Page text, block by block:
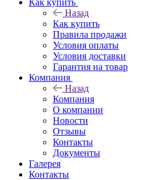
Как купить
Назад
Как купить
Правила продажи
Условия оплаты
Условия доставки
Гарантия на товар
Компания
Назад
Компания
О компании
Новости
Отзывы
Контакты
Документы
Галерея
Контакты